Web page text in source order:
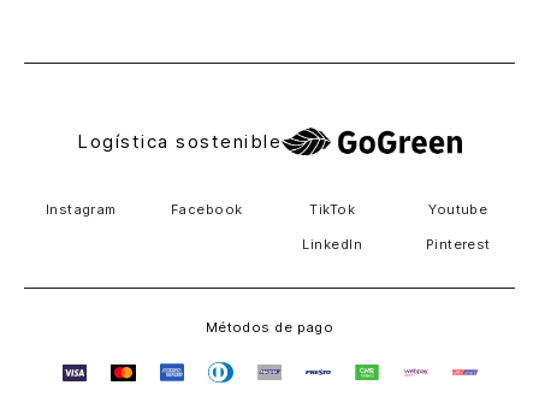
Logística sostenible
Instagram Facebook TikTok Youtube
LinkedIn Pinterest
Métodos de pago